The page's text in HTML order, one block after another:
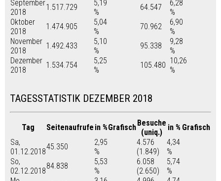
September
2018
1.517.729
5,19
%
64.547
6,28
%
Oktober
2018
1.474.905
5,04
%
70.962
6,90
%
November
2018
1.492.433
5,10
%
95.338
9,28
%
Dezember
2018
1.534.754
5,25
%
105.480 10,26
%
TAGESSTATISTIK DEZEMBER 2018
Tag Seitenaufrufe in %GrafischBesuche
(uniq.)
in % Grafisch
Sa,
01.12.2018
45.350
2,95
%
4.576
(1.849)
4,34
%
So,
02.12.2018
84.838
5,53
%
6.058
(2.650)
5,74
%